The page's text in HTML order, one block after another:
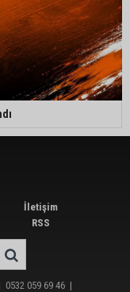
İletişim
RSS
0532 059 69 46 |